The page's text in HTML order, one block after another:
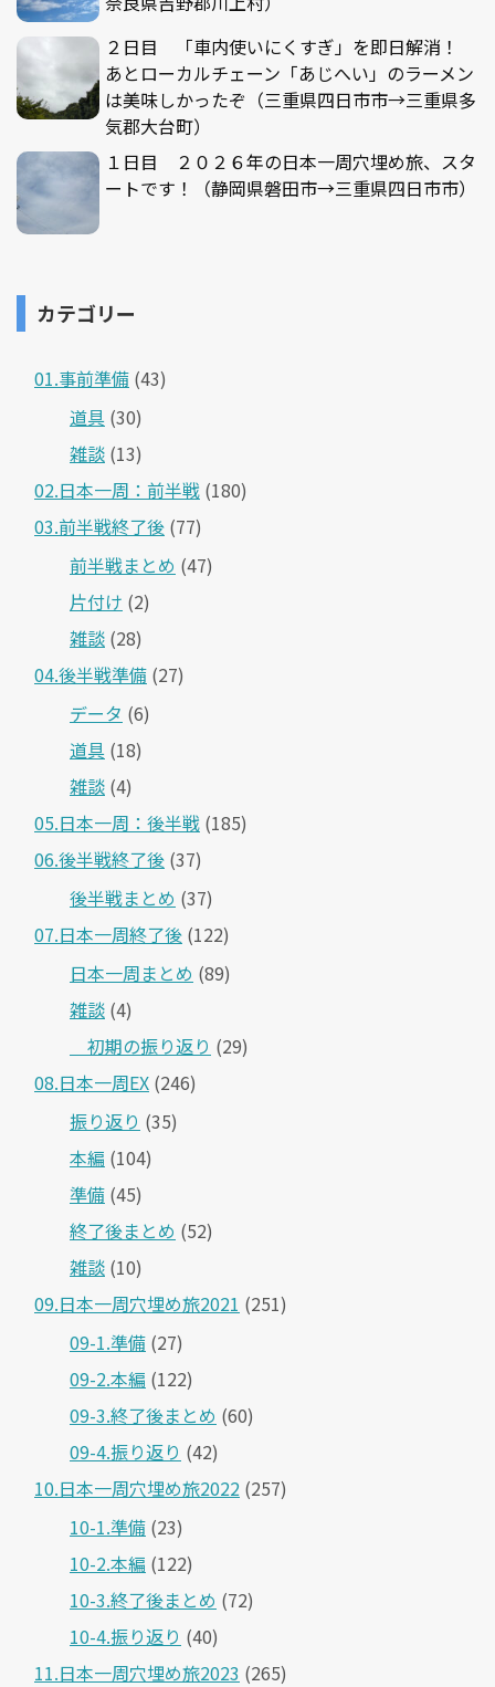
２日目 「車内使いにくすぎ」を即日解消！
あとローカルチェーン「あじへい」のラーメン
は美味しかったぞ（三重県四日市市→三重県多
気郡大台町）
１日目 ２０２６年の日本一周穴埋め旅、スタ
ートです！（静岡県磐田市→三重県四日市市）
カテゴリー
01.事前準備 (43)
道具 (30)
雑談 (13)
02.日本一周：前半戦 (180)
03.前半戦終了後 (77)
前半戦まとめ (47)
片付け (2)
雑談 (28)
04.後半戦準備 (27)
データ (6)
道具 (18)
雑談 (4)
05.日本一周：後半戦 (185)
06.後半戦終了後 (37)
後半戦まとめ (37)
07.日本一周終了後 (122)
日本一周まとめ (89)
雑談 (4)
＿初期の振り返り (29)
08.日本一周EX (246)
振り返り (35)
本編 (104)
準備 (45)
終了後まとめ (52)
雑談 (10)
09.日本一周穴埋め旅2021 (251)
09-1.準備 (27)
09-2.本編 (122)
09-3.終了後まとめ (60)
09-4.振り返り (42)
10.日本一周穴埋め旅2022 (257)
10-1.準備 (23)
10-2.本編 (122)
10-3.終了後まとめ (72)
10-4.振り返り (40)
11.日本一周穴埋め旅2023 (265)